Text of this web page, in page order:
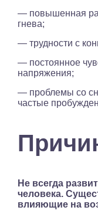
— повышенная
гнева;
— трудности с
— постоянное
напряжения;
— проблемы со
частые
Не всегда
человека.
влияющие на